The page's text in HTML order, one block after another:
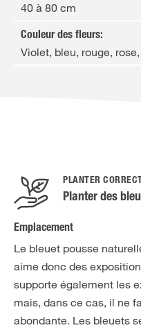
40 à 80 cm
Couleur des fleurs:
Violet, bleu, rouge,
PLANTER
Planter des
Emplacement
Le bleuet pousse
aime donc des
supporte également les
mais, dans ce cas, il ne
abondante. Les bleuets